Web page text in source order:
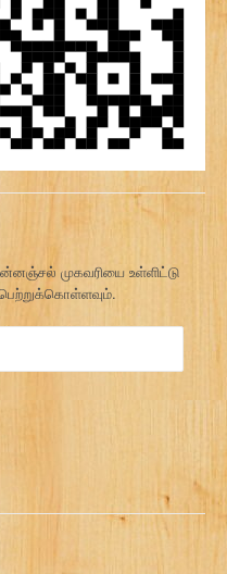
முகவரியை உள்ளிட்டு
பெற்றுக்கொள்ளவும்.